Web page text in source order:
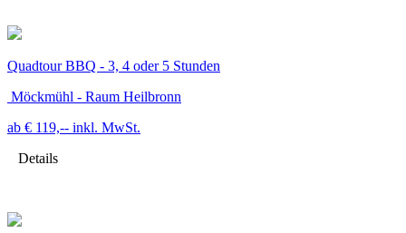
Quadtour BBQ - 3, 4 oder 5 Stunden
Möckmühl - Raum Heilbronn
ab € 119,-- inkl. MwSt.
Details